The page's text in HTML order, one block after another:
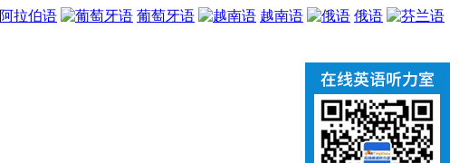
阿拉伯语 葡萄牙语 越南语
俄语